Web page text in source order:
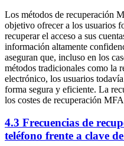
Los métodos de recuperación
objetivo ofrecer a los usuarios
recuperar el acceso a sus
información altamente
aseguran que, incluso en los
métodos tradicionales como la
electrónico, los usuarios
forma segura y eficiente. La
los costes de recuperación
4.3 Frecuencias de
teléfono frente a clave de